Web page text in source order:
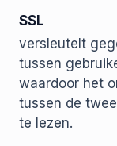
SSL
versleutelt
tussen
waardoor het
tussen de
te lezen.